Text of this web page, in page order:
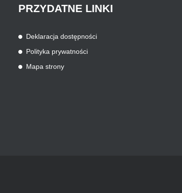
PRZYDATNE LINKI
Deklaracja dostępności
Polityka prywatności
Mapa strony